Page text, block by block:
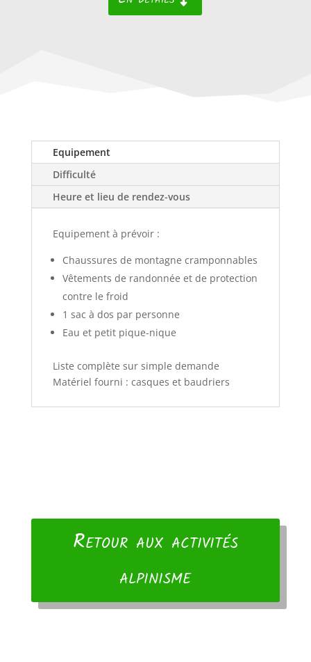
Equipement
Difficulté
Heure et lieu de rendez-vous
Equipement à prévoir :
Chaussures de montagne cramponnables
Vêtements de randonnée et de protection
contre le froid
1 sac à dos par personne
Eau et petit pique-nique
Liste complète sur simple demande
Matériel fourni : casques et baudriers
Retour aux activités
alpinisme